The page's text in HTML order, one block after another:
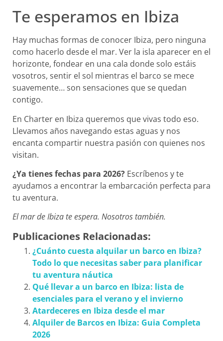
Te esperamos en Ibiza
Hay muchas formas de conocer Ibiza, pero ninguna
como hacerlo desde el mar. Ver la isla aparecer en el
horizonte, fondear en una cala donde solo estáis
vosotros, sentir el sol mientras el barco se mece
suavemente… son sensaciones que se quedan
contigo.
En Charter en Ibiza queremos que vivas todo eso.
Llevamos años navegando estas aguas y nos
encanta compartir nuestra pasión con quienes nos
visitan.
¿Ya tienes fechas para 2026? Escríbenos y te
ayudamos a encontrar la embarcación perfecta para
tu aventura.
El mar de Ibiza te espera. Nosotros también.
Publicaciones Relacionadas:
¿Cuánto cuesta alquilar un barco en Ibiza?
Todo lo que necesitas saber para planificar
tu aventura náutica
Qué llevar a un barco en Ibiza: lista de
esenciales para el verano y el invierno
Atardeceres en Ibiza desde el mar
Alquiler de Barcos en Ibiza: Guia Completa
2026